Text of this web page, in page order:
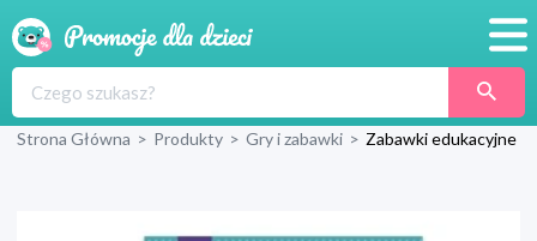
Produkty
Strona Główna > Produkty > Gry i zabawki > Zabawki edukacyjne